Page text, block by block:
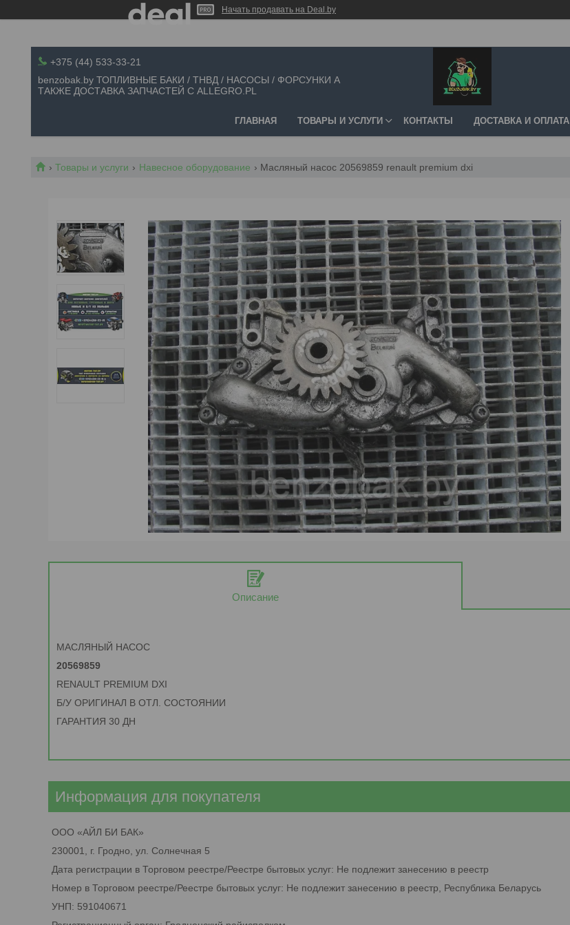
Начать продавать на Deal.by
+375 (44) 533-33-21
benzobak.by ТОПЛИВНЫЕ БАКИ / ТНВД / НАСОСЫ / ФОРСУНКИ А
ТАКЖЕ ДОСТАВКА ЗАПЧАСТЕЙ С ALLEGRO.PL
ГЛАВНАЯ ТОВАРЫ И УСЛУГИ КОНТАКТЫ ДОСТАВКА И ОПЛАТА
Товары и услуги Навесное оборудование Масляный насос 20569859 renault premium dxi
Описание
МАСЛЯНЫЙ НАСОС
20569859
RENAULT PREMIUM DXI
Б/У ОРИГИНАЛ В ОТЛ. СОСТОЯНИИ
ГАРАНТИЯ 30 ДН
Информация для покупателя
ООО «АЙЛ БИ БАК»
230001, г. Гродно, ул. Солнечная 5
Дата регистрации в Торговом реестре/Реестре бытовых услуг: Не подлежит занесению в реестр
Номер в Торговом реестре/Реестре бытовых услуг: Не подлежит занесению в реестр, Республика Беларусь
УНП: 591040671